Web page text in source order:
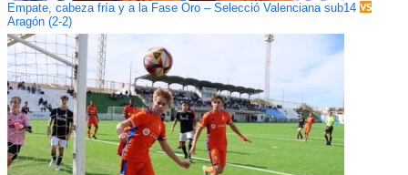
Empate, cabeza fría y a la Fase Oro – Selecció Valenciana sub14
Aragón (2-2)